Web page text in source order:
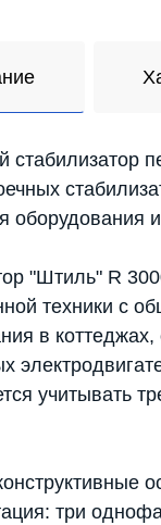
стабилизатор
оборудования
"Штиль" R
техники с
в
учитывать
три